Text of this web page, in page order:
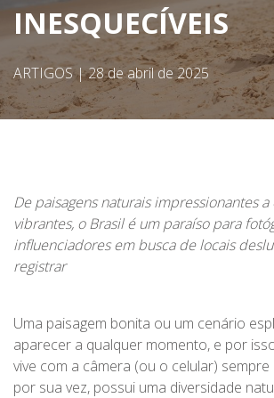
INESQUECÍVEIS
ARTIGOS|28 de abril de 2025
De paisagens naturais impressionantes
vibrantes, o Brasil é um paraíso para
influenciadores em busca de locais
registrar
Uma paisagem bonita ou um cenário
aparecer a qualquer momento, e por
vive com a câmera (ou o celular)
por sua vez, possui uma diversidade